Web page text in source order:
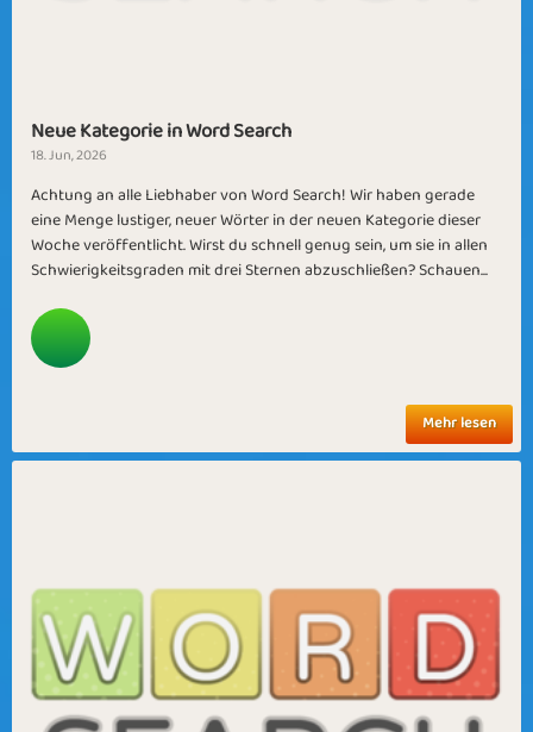
Neue Kategorie in Word Search
18. Jun, 2026
Achtung an alle Liebhaber von Word Search! Wir haben gerade
eine Menge lustiger, neuer Wörter in der neuen Kategorie dieser
Woche veröffentlicht. Wirst du schnell genug sein, um sie in allen
Schwierigkeitsgraden mit drei Sternen abzuschließen? Schauen...
Mehr lesen